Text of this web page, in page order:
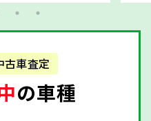
古車査定
の車種